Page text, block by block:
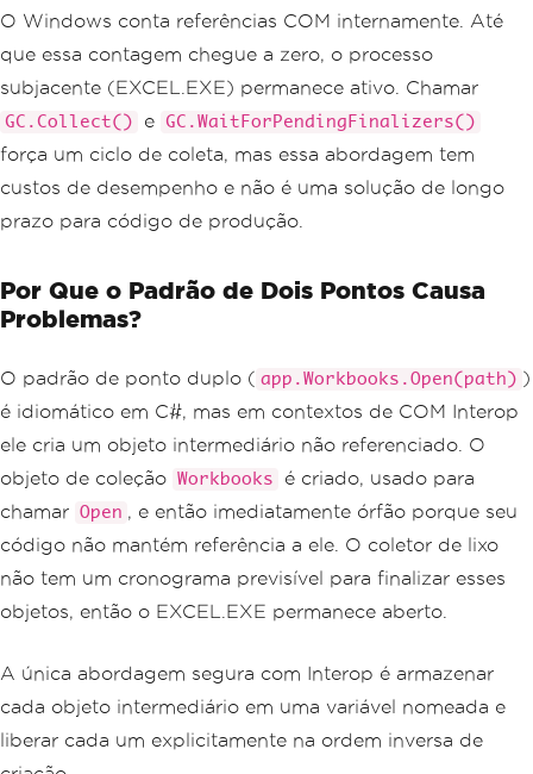
O Windows conta referências COM internamente. Até
que essa contagem chegue a zero, o processo
subjacente (EXCEL.EXE) permanece ativo. Chamar
GC.Collect() e GC.WaitForPendingFinalizers()
força um ciclo de coleta, mas essa abordagem tem
custos de desempenho e não é uma solução de longo
prazo para código de produção.
Por Que o Padrão de Dois Pontos Causa
Problemas?
O padrão de ponto duplo ( app.Workbooks.Open(path) )
é idiomático em C#, mas em contextos de COM Interop
ele cria um objeto intermediário não referenciado. O
objeto de coleção Workbooks
é criado, usado para
chamar Open , e então imediatamente órfão porque seu
código não mantém referência a ele. O coletor de lixo
não tem um cronograma previsível para finalizar esses
objetos, então o EXCEL.EXE permanece aberto.
A única abordagem segura com Interop é armazenar
cada objeto intermediário em uma variável nomeada e
liberar cada um explicitamente na ordem inversa de